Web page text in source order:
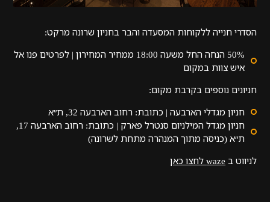
הסדרי חנייה ללקוחות המסעדה והבר בחניון שרונה מרקט:
50% הנחה החל משעה 18:00 ממחיר המחירון | לפרטים פנו אל
איש צוות במקום
חניונים נוספים בקרבת מקום:
חניון מגדלי הארבעה | כתובת: רחוב הארבעה 32, ת״א
חניון מגדל המילניום סנטרל פארק | כתובת: רחוב הארבעה 17,
ת״א (כניסה מתוך המנהרה מתחת לשרונה)
לניווט ב waze לחצו כאן